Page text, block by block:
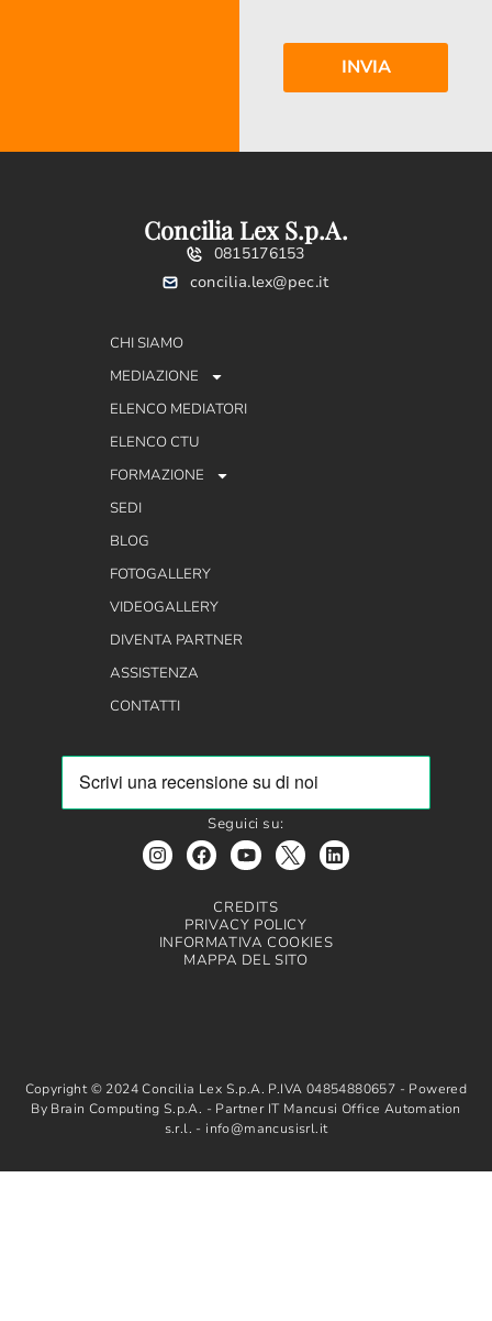
Concilia Lex S.p.A.
0815176153
concilia.lex@pec.it
CHI SIAMO
MEDIAZIONE
ELENCO MEDIATORI
ELENCO CTU
FORMAZIONE
SEDI
BLOG
FOTOGALLERY
VIDEOGALLERY
DIVENTA PARTNER
ASSISTENZA
CONTATTI
Seguici su:
CREDITS
PRIVACY POLICY
INFORMATIVA COOKIES
MAPPA DEL SITO
Copyright © 2024 Concilia Lex S.p.A. P.IVA 04854880657 - Powered
By Brain Computing S.p.A. - Partner IT Mancusi Office Automation
s.r.l. - info@mancusisrl.it